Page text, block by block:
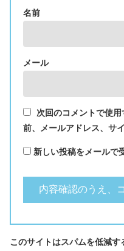
名前
メール
次回のコメントで使
前、メールアドレス、サ
新しい投稿をメールで
このサイトはスパムを低減